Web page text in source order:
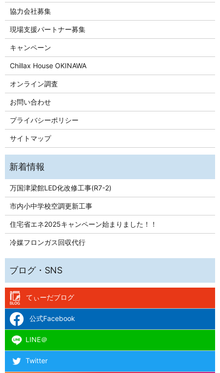
協力会社募集
現場支援パートナー募集
キャンペーン
Chillax House OKINAWA
オンライン調査
お問い合わせ
プライバシーポリシー
サイトマップ
万国津梁館LED化改修工事(R7-2)
市内小中学校空調更新工事
住宅省エネ2025キャンペーン始まりました！！
冷媒フロンガス回収代行
てぃーだブログ
公式Facebook
LINE＠
Twitter